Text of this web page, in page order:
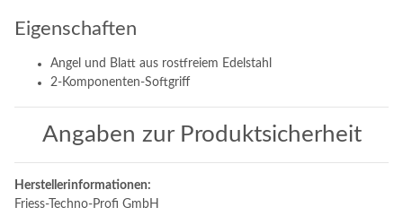
Eigenschaften
Angel und Blatt aus rostfreiem Edelstahl
2-Komponenten-Softgriff
Angaben zur Produktsicherheit
Herstellerinformationen:
Friess-Techno-Profi GmbH